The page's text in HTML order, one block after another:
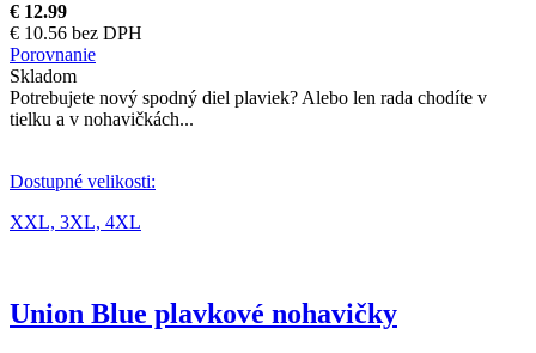
€ 12.99
€ 10.56 bez DPH
Porovnanie
Skladom
Potrebujete nový spodný diel plaviek? Alebo len rada chodíte v
tielku a v nohavičkách...
Dostupné velikosti:
XXL, 3XL, 4XL
Union Blue plavkové nohavičky